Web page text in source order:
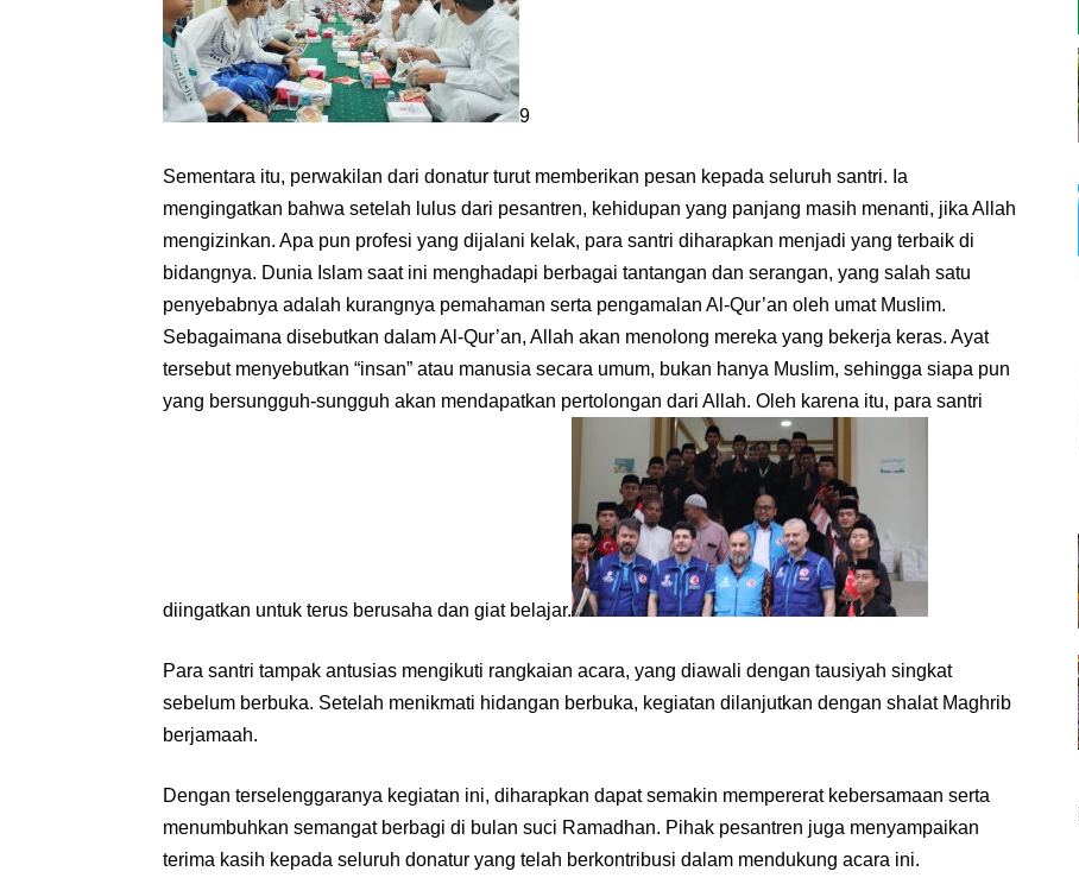
9
Sementara itu, perwakilan dari donatur turut memberikan pesan kepada seluruh santri. Ia
mengingatkan bahwa setelah lulus dari pesantren, kehidupan yang panjang masih menanti, jika Allah
mengizinkan. Apa pun profesi yang dijalani kelak, para santri diharapkan menjadi yang terbaik di
bidangnya. Dunia Islam saat ini menghadapi berbagai tantangan dan serangan, yang salah satu
penyebabnya adalah kurangnya pemahaman serta pengamalan Al-Qur’an oleh umat Muslim.
Sebagaimana disebutkan dalam Al-Qur’an, Allah akan menolong mereka yang bekerja keras. Ayat
tersebut menyebutkan “insan” atau manusia secara umum, bukan hanya Muslim, sehingga siapa pun
yang bersungguh-sungguh akan mendapatkan pertolongan dari Allah. Oleh karena itu, para santri
diingatkan untuk terus berusaha dan giat belajar.
Para santri tampak antusias mengikuti rangkaian acara, yang diawali dengan tausiyah singkat
sebelum berbuka. Setelah menikmati hidangan berbuka, kegiatan dilanjutkan dengan shalat Maghrib
berjamaah.
Dengan terselenggaranya kegiatan ini, diharapkan dapat semakin mempererat kebersamaan serta
menumbuhkan semangat berbagi di bulan suci Ramadhan. Pihak pesantren juga menyampaikan
terima kasih kepada seluruh donatur yang telah berkontribusi dalam mendukung acara ini.